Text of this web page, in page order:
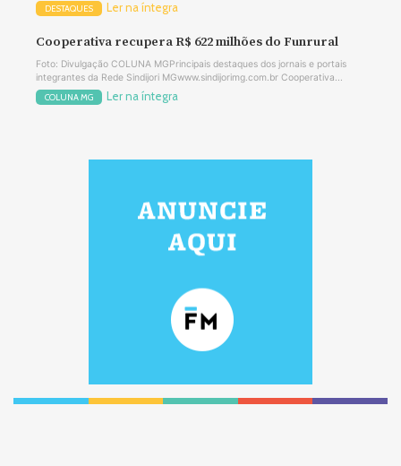
DESTAQUES Ler na íntegra
Cooperativa recupera R$ 622 milhões do Funrural
Foto: Divulgação COLUNA MGPrincipais destaques dos jornais e portais
integrantes da Rede Sindijori MGwww.sindijorimg.com.br Cooperativa...
COLUNA MG Ler na íntegra